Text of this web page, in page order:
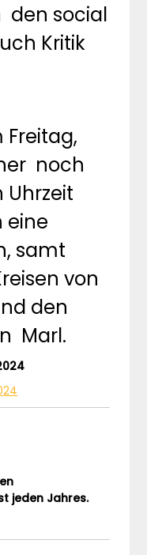
den social
Kritik
noch
Uhrzeit
eine
samt
von
den
Marl.
jeden Jahres.